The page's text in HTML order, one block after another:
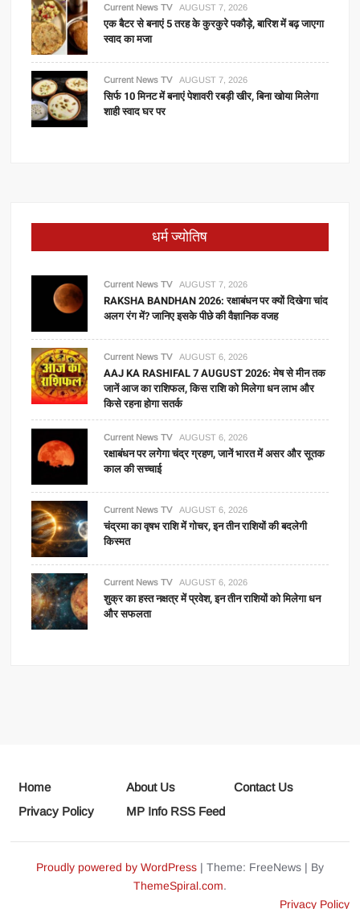
Current News TV AUGUST 7, 2026
एक बैटर से बनाएं 5 तरह के कुरकुरे पकौड़े, बारिश में बढ़ जाएगा
स्वाद का मजा
Current News TV AUGUST 7, 2026
सिर्फ 10 मिनट में बनाएं पेशावरी रबड़ी खीर, बिना खोया मिलेगा
शाही स्वाद घर पर
धर्म ज्योतिष
Current News TV AUGUST 7, 2026
RAKSHA BANDHAN 2026: रक्षाबंधन पर क्यों दिखेगा चांद
अलग रंग में? जानिए इसके पीछे की वैज्ञानिक वजह
Current News TV AUGUST 6, 2026
AAJ KA RASHIFAL 7 AUGUST 2026: मेष से मीन तक
जानें आज का राशिफल, किस राशि को मिलेगा धन लाभ और
किसे रहना होगा सतर्क
Current News TV AUGUST 6, 2026
रक्षाबंधन पर लगेगा चंद्र ग्रहण, जानें भारत में असर और सूतक
काल की सच्चाई
Current News TV AUGUST 6, 2026
चंद्रमा का वृषभ राशि में गोचर, इन तीन राशियों की बदलेगी
किस्मत
Current News TV AUGUST 6, 2026
शुक्र का हस्त नक्षत्र में प्रवेश, इन तीन राशियों को मिलेगा धन
और सफलता
Home About Us
Contact Us
Privacy Policy
MP Info RSS Feed
Proudly powered by WordPress | Theme: FreeNews | By
ThemeSpiral.com.
Privacy Policy